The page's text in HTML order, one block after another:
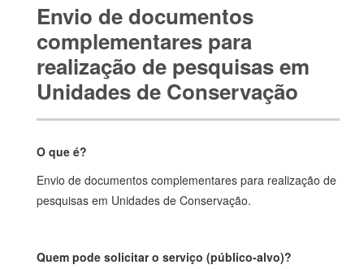
Envio de documentos
complementares para
realização de pesquisas em
Unidades de Conservação
O que é?
Envio de documentos complementares para realização de
pesquisas em Unidades de Conservação.
Quem pode solicitar o serviço (público-alvo)?